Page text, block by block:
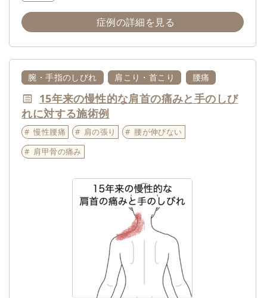
症例の詳細を見る
腕・手指のしびれ 肩こり・首こり 腰痛
15年来の慢性的な肩首の痛みと手のしび
れに対する施術例
慢性腰痛 肩の張り
腰が伸びない
肩甲骨の痛み